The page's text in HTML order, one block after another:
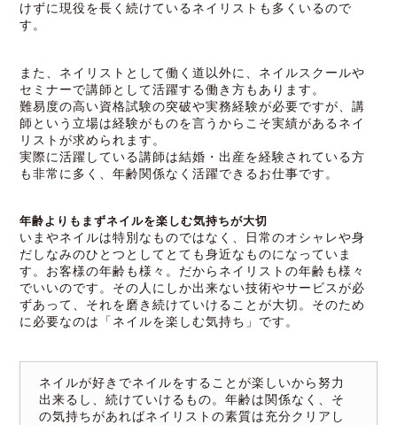
けずに現役を長く続けているネイリストも多くいるので
す。
また、ネイリストとして働く道以外に、ネイルスクールや
セミナーで講師として活躍する働き方もあります。
難易度の高い資格試験の突破や実務経験が必要ですが、講
師という立場は経験がものを言うからこそ実績があるネイ
リストが求められます。
実際に活躍している講師は結婚・出産を経験されている方
も非常に多く、年齢関係なく活躍できるお仕事です。
年齢よりもまずネイルを楽しむ気持ちが大切
いまやネイルは特別なものではなく、日常のオシャレや身
だしなみのひとつとしてとても身近なものになっていま
す。お客様の年齢も様々。だからネイリストの年齢も様々
でいいのです。その人にしか出来ない技術やサービスが必
ずあって、それを磨き続けていけることが大切。そのため
に必要なのは「ネイルを楽しむ気持ち」です。
ネイルが好きでネイルをすることが楽しいから努力
出来るし、続けていけるもの。年齢は関係なく、そ
の気持ちがあればネイリストの素質は充分クリアし